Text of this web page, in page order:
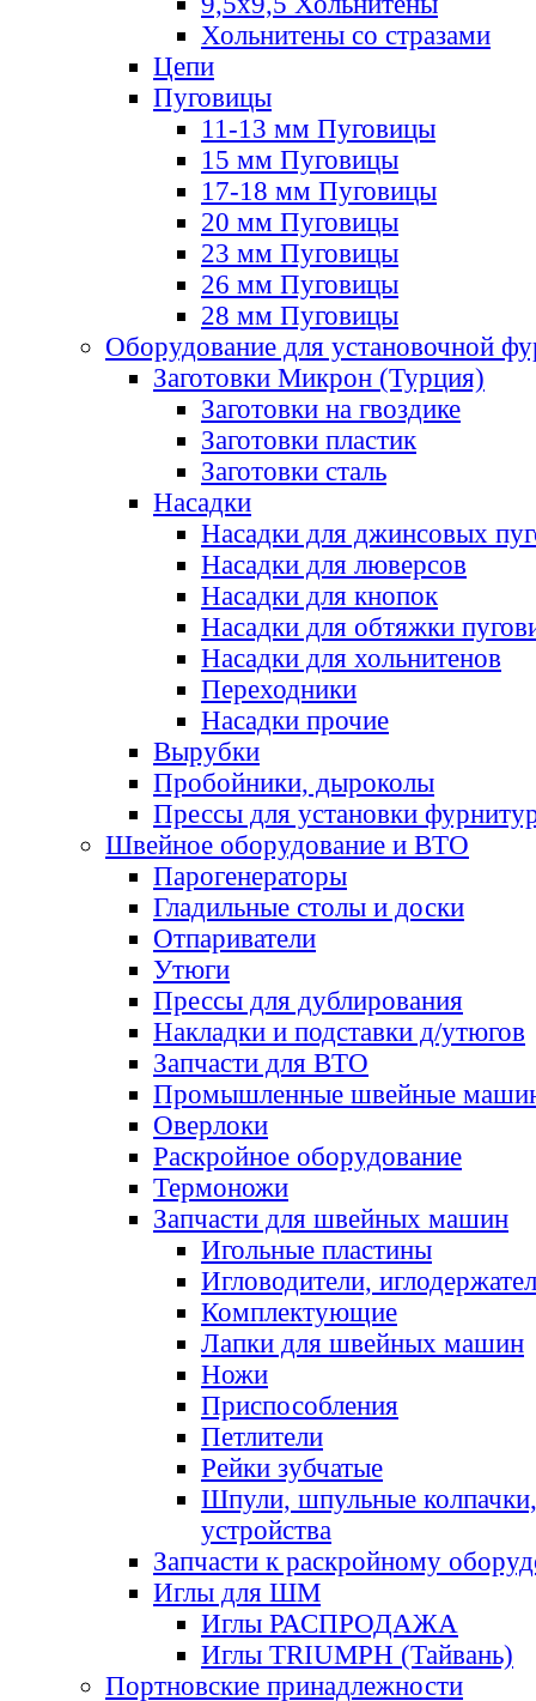
Хольнитены со стразами
Цепи
Пуговицы
11-13 мм Пуговицы
15 мм Пуговицы
17-18 мм Пуговицы
20 мм Пуговицы
23 мм Пуговицы
26 мм Пуговицы
28 мм Пуговицы
Оборудование для установочной
Заготовки Микрон (Турция)
Заготовки на гвоздике
Заготовки пластик
Заготовки сталь
Насадки
Насадки для джинсовых
Насадки для люверсов
Насадки для кнопок
Насадки для обтяжки
Насадки для хольнитенов
Переходники
Насадки прочие
Вырубки
Пробойники, дыроколы
Прессы для установки
Швейное оборудование и ВТО
Парогенераторы
Гладильные столы и доски
Отпариватели
Утюги
Прессы для дублирования
Накладки и подставки д/утюгов
Запчасти для ВТО
Промышленные швейные
Оверлоки
Раскройное оборудование
Термоножи
Запчасти для швейных машин
Игольные пластины
Игловодители,
Комплектующие
Лапки для швейных машин
Ножи
Приспособления
Петлители
Рейки зубчатые
Шпули, шпульные
устройства
Запчасти к раскройному
Иглы для ШМ
Иглы РАСПРОДАЖА
Иглы TRIUMPH (Тайвань)
Портновские принадлежности